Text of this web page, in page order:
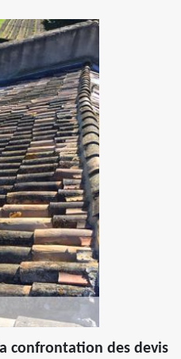
confrontation des devis